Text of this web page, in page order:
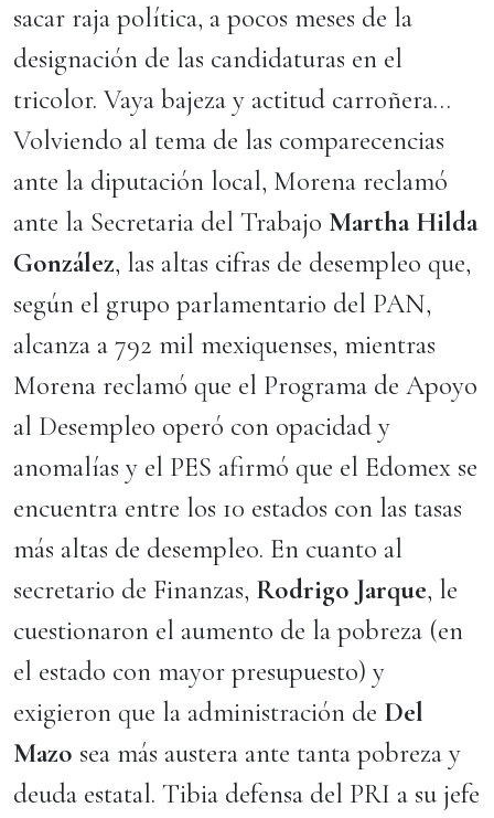
sacar raja política, a pocos meses de la
designación de las candidaturas en el
tricolor. Vaya bajeza y actitud carroñera…
Volviendo al tema de las comparecencias
ante la diputación local, Morena reclamó
ante la Secretaria del Trabajo Martha Hilda
González, las altas cifras de desempleo que,
según el grupo parlamentario del PAN,
alcanza a 792 mil mexiquenses, mientras
Morena reclamó que el Programa de Apoyo
al Desempleo operó con opacidad y
anomalías y el PES afirmó que el Edomex se
encuentra entre los 10 estados con las tasas
más altas de desempleo. En cuanto al
secretario de Finanzas, Rodrigo Jarque, le
cuestionaron el aumento de la pobreza (en
el estado con mayor presupuesto) y
exigieron que la administración de Del
Mazo sea más austera ante tanta pobreza y
deuda estatal. Tibia defensa del PRI a su jefe